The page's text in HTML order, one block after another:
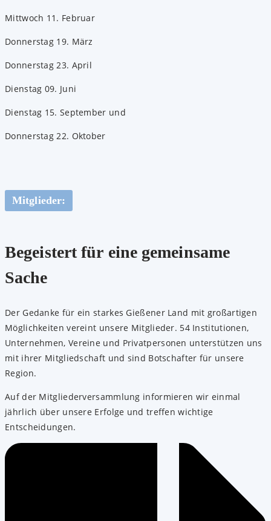
Mittwoch 11. Februar
Donnerstag 19. März
Donnerstag 23. April
Dienstag 09. Juni
Dienstag 15. September und
Donnerstag 22. Oktober
Mitglieder:
Begeistert für eine gemeinsame
Sache
Der Gedanke für ein starkes Gießener Land mit großartigen
Möglichkeiten vereint unsere Mitglieder. 54 Institutionen,
Unternehmen, Vereine und Privatpersonen unterstützen uns
mit ihrer Mitgliedschaft und sind Botschafter für unsere
Region.
Auf der Mitgliederversammlung informieren wir einmal
jährlich über unsere Erfolge und treffen wichtige
Entscheidungen.